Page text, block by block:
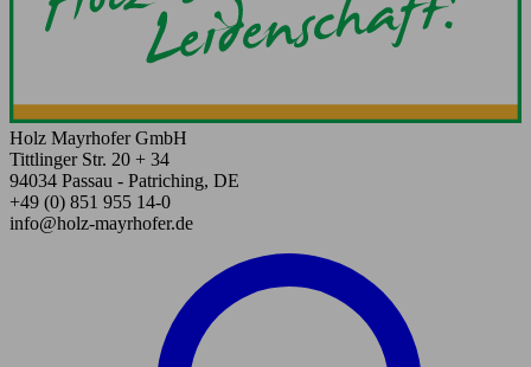
Holz Mayrhofer GmbH
Tittlinger Str. 20 + 34
94034 Passau - Patriching, DE
+49 (0) 851 955 14-0
info@holz-mayrhofer.de